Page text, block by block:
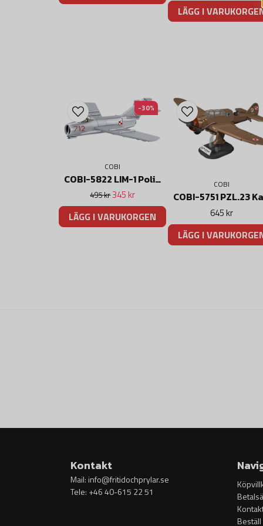
LÄGG I
COBI
COBI-5822 LIM-1 Polish Air Force 1952
495 kr345 kr
LÄGG I VARUKORGEN
-30%
COBI
645 kr
LÄGG I
Kontakt
Mail:info@fritidochprylar.se
Tele: +46 40-615 22 51